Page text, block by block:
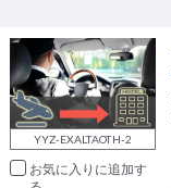
YYZ-EXALTAOTH-2
お気に入りに追加